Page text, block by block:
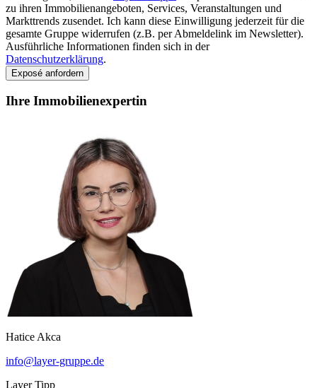
zu ihren Immobilienangeboten, Services, Veranstaltungen und
Markttrends zusendet. Ich kann diese Einwilligung jederzeit für die
gesamte Gruppe widerrufen (z.B. per Abmeldelink im Newsletter).
Ausführliche Informationen finden sich in der
Datenschutzerklärung.
Exposé anfordern
Ihre Immobilienexpertin
Hatice Akca
info@layer-gruppe.de
Layer Tipp